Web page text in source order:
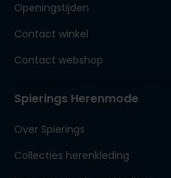
Openingstijden
Contact winkel
Contact webshop
Spierings Herenmode
Over Spierings
Collecties herenkleding